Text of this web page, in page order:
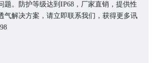
题。防护等级达到IP68，厂家直销，提供性
气解决方案，请立即联系我们，获得更多讯